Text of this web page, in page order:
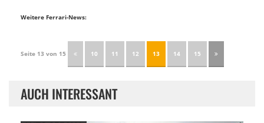
Weitere Ferrari-News:
Seite 13 von 15 10 11 12 13 14 15
AUCH INTERESSANT